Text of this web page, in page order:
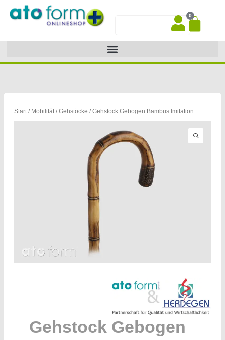
Inhalt
0
Start/ Mobilität/Gehstöcke / Gehstock Gebogen Bambus Imitation
Gehstock Gebogen